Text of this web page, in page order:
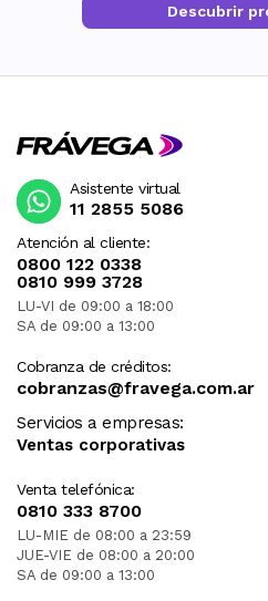
Descubrir
Atención al cliente:
0800 122 0338
0810 999 3728
LU-VI de 09:00 a 18:00
SA de 09:00 a 13:00
Cobranza de créditos:
cobranzas@fravega.com.ar
Servicios a empresas:
Ventas corporativas
Venta telefónica:
0810 333 8700
LU-MIE de 08:00 a 23:59
JUE-VIE de 08:00 a 20:00
SA de 09:00 a 13:00
Asistente virtual
11 2855 5086